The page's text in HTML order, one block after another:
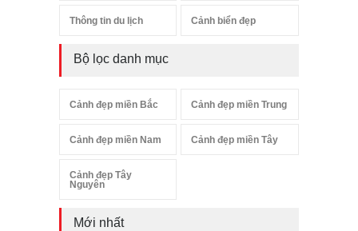
Thông tin du lịch Cảnh biển đẹp
Bộ lọc danh mục
Cảnh đẹp miền Bắc Cảnh đẹp miền Trung
Cảnh đẹp miền Nam Cảnh đẹp miền Tây
Cảnh đẹp Tây
Nguyên
Mới nhất